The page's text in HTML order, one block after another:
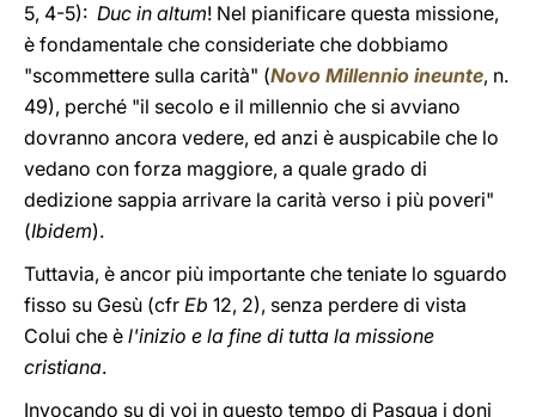
5, 4-5): Duc in altum! Nel pianificare questa missione,
è fondamentale che consideriate che dobbiamo
"scommettere sulla carità" (Novo Millennio ineunte, n.
49), perché "il secolo e il millennio che si avviano
dovranno ancora vedere, ed anzi è auspicabile che lo
vedano con forza maggiore, a quale grado di
dedizione sappia arrivare la carità verso i più poveri"
(Ibidem).
Tuttavia, è ancor più importante che teniate lo sguardo
fisso su Gesù (cfr Eb 12, 2), senza perdere di vista
Colui che è l'inizio e la fine di tutta la missione
cristiana.
Invocando su di voi in questo tempo di Pasqua i doni